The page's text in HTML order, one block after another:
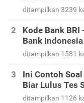
ditampilkan 3239
Kode Bank BRI
Bank
ditampilkan 1581
Ini Contoh
Biar Lulus Tes
ditampilkan 1126